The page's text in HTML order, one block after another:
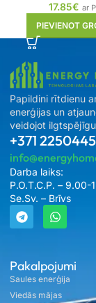
17.85€ ar
PIEVIENOT
Pakalpojumi
Saules enerģija
Viedās mājas
Papildini rītdienu
enerģijas un
veidojot
+371
Darba laiks:
P.O.T.C.P. – 9.00-
Se.Sv. – Brīvs